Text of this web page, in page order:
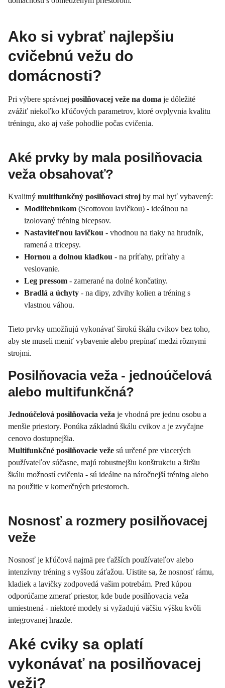
Ako si vybrať najlepšiu
cvičebnú vežu do
domácnosti?
Pri výbere správnej posilňovacej veže na doma je dôležité
zvážiť niekoľko kľúčových parametrov, ktoré ovplyvnia kvalitu
tréningu, ako aj vaše pohodlie počas cvičenia.
Aké prvky by mala posilňovacia
veža obsahovať?
Kvalitný multifunkčný posilňovací stroj by mal byť vybavený:
Modlitebníkom (Scottovou lavičkou) - ideálnou na
izolovaný tréning bicepsov.
Nastaviteľnou lavičkou - vhodnou na tlaky na hrudník,
ramená a tricepsy.
Hornou a dolnou kladkou - na príťahy, príťahy a
veslovanie.
Leg pressom - zamerané na dolné končatiny.
Bradlá a úchyty - na dipy, zdvihy kolien a tréning s
vlastnou váhou.
Tieto prvky umožňujú vykonávať širokú škálu cvikov bez toho,
aby ste museli meniť vybavenie alebo prepínať medzi rôznymi
strojmi.
Posilňovacia veža - jednoúčelová
alebo multifunkčná?
Jednoúčelová posilňovacia veža je vhodná pre jednu osobu a
menšie priestory. Ponúka základnú škálu cvikov a je zvyčajne
cenovo dostupnejšia.
Multifunkčné posilňovacie veže sú určené pre viacerých
používateľov súčasne, majú robustnejšiu konštrukciu a širšiu
škálu možností cvičenia - sú ideálne na náročnejší tréning alebo
na použitie v komerčných priestoroch.
Nosnosť a rozmery posilňovacej
veže
Nosnosť je kľúčová najmä pre ťažších používateľov alebo
intenzívny tréning s vyššou záťažou. Uistite sa, že nosnosť rámu,
kladiek a lavičky zodpovedá vašim potrebám. Pred kúpou
odporúčame zmerať priestor, kde bude posilňovacia veža
umiestnená - niektoré modely si vyžadujú väčšiu výšku kvôli
integrovanej hrazde.
Aké cviky sa oplatí
vykonávať na posilňovacej
veži?